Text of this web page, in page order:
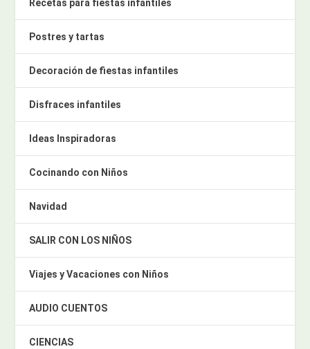
Recetas para fiestas infantiles
Postres y tartas
Decoración de fiestas infantiles
Disfraces infantiles
Ideas Inspiradoras
Cocinando con Niños
Navidad
SALIR CON LOS NIÑOS
Viajes y Vacaciones con Niños
AUDIO CUENTOS
CIENCIAS